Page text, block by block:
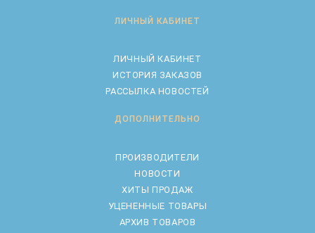
ЛИЧНЫЙ КАБИНЕТ
ЛИЧНЫЙ КАБИНЕТ
ИСТОРИЯ ЗАКАЗОВ
РАССЫЛКА НОВОСТЕЙ
ДОПОЛНИТЕЛЬНО
ПРОИЗВОДИТЕЛИ
НОВОСТИ
ХИТЫ ПРОДАЖ
УЦЕНЕННЫЕ ТОВАРЫ
АРХИВ ТОВАРОВ